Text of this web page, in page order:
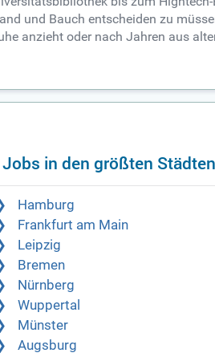
und Bauch entscheiden zu
anzieht oder nach Jahren aus
in den größten Städten
Hamburg
Frankfurt am Main
Leipzig
Bremen
Nürnberg
Wuppertal
Münster
Augsburg